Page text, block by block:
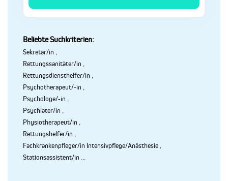
Beliebte Suchkriterien:
Sekretär/in ,
Rettungssanitäter/in ,
Rettungsdiensthelfer/in ,
Psychotherapeut/-in ,
Psychologe/-in ,
Psychiater/in ,
Physiotherapeut/in ,
Rettungshelfer/in ,
Fachkrankenpfleger/in Intensivpflege/Anästhesie ,
Stationsassistent/in